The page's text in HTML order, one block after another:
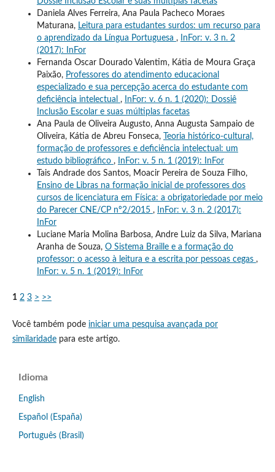
Daniela Alves Ferreira, Ana Paula Pacheco Moraes
Maturana, Leitura para estudantes surdos: um recurso para
o aprendizado da Língua Portuguesa ,
InFor: v. 3 n. 2
(2017): InFor
Fernanda Oscar Dourado Valentim, Kátia de Moura Graça
Paixão, Professores do atendimento educacional
especializado e sua percepção acerca do estudante com
deficiência intelectual ,
InFor: v. 6 n. 1 (2020): Dossiê
Inclusão Escolar e suas múltiplas facetas
Ana Paula de Oliveira Augusto, Anna Augusta Sampaio de
Oliveira, Kátia de Abreu Fonseca,
Teoria histórico-cultural,
formação de professores e deficiência intelectual: um
estudo bibliográfico ,
InFor: v. 5 n. 1 (2019): InFor
Tais Andrade dos Santos, Moacir Pereira de Souza Filho,
Ensino de Libras na formação inicial de professores dos
cursos de licenciatura em Física: a obrigatoriedade por meio
do Parecer CNE/CP nº2/2015 ,
InFor: v. 3 n. 2 (2017):
InFor
Luciane Maria Molina Barbosa, Andre Luiz da Silva, Mariana
Aranha de Souza, O Sistema Braille e a formação do
professor: o acesso à leitura e a escrita por pessoas cegas ,
InFor: v. 5 n. 1 (2019): InFor
1 2 3 > >>
Você também pode iniciar uma pesquisa avançada por
similaridadepara este artigo.
Idioma
English
Español (España)
Português (Brasil)